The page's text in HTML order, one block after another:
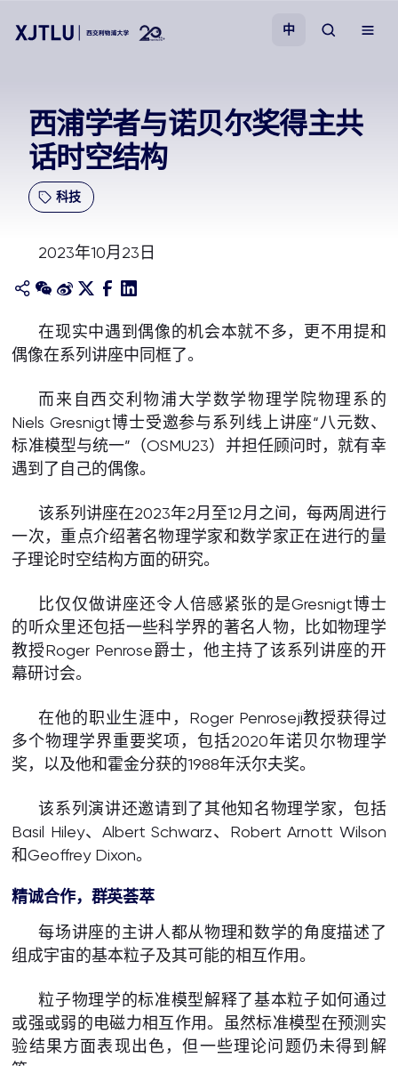
招生
科研
学院
关于我们
中
西浦学者与诺贝尔奖得主共
话时空结构
科技
2023年10月23日
在现实中遇到偶像的机会本就不多，更不用提和
偶像在系列讲座中同框了。
而来自西交利物浦大学数学物理学院物理系的
Niels Gresnigt博士受邀参与系列线上讲座“八元数、
标准模型与统一”（OSMU23）并担任顾问时，就有幸
遇到了自己的偶像。
该系列讲座在2023年2月至12月之间，每两周进行
一次，重点介绍著名物理学家和数学家正在进行的量
子理论时空结构方面的研究。
比仅仅做讲座还令人倍感紧张的是Gresnigt博士
的听众里还包括一些科学界的著名人物，比如物理学
教授Roger Penrose爵士，他主持了该系列讲座的开
幕研讨会。
在他的职业生涯中，Roger Penroseji教授获得过
多个物理学界重要奖项，包括2020年诺贝尔物理学
奖，以及他和霍金分获的1988年沃尔夫奖。
该系列演讲还邀请到了其他知名物理学家，包括
Basil Hiley、Albert Schwarz、Robert Arnott Wilson
和Geoffrey Dixon。
精诚合作，群英荟萃
每场讲座的主讲人都从物理和数学的角度描述了
组成宇宙的基本粒子及其可能的相互作用。
粒子物理学的标准模型解释了基本粒子如何通过
或强或弱的电磁力相互作用。虽然标准模型在预测实
验结果方面表现出色，但一些理论问题仍未得到解